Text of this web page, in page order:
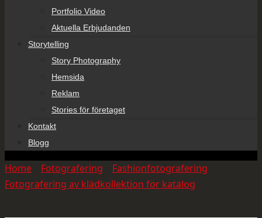
Portfolio Video
Aktuella Erbjudanden
Storytelling
Story Photography
Hemsida
Reklam
Stories för företaget
Kontakt
Blogg
Home Fotografering Fashionfotografering
Fotografering av klädkollektion för katalog